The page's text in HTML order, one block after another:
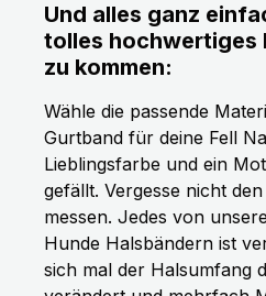
Und alles ganz
tolles hochwertiges
zu kommen:
Wähle die passende
Gurtband für deine Fell
Lieblingsfarbe und ein
gefällt. Vergesse nicht
messen. Jedes von
Hunde Halsbändern ist
sich mal der Halsumfang